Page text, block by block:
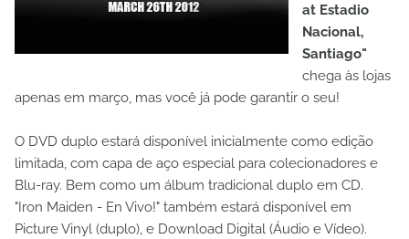
at Estadio
Nacional,
Santiago"
chega às lojas
apenas em março, mas você já pode garantir o seu!
O DVD duplo estará disponível inicialmente como edição
limitada, com capa de aço especial para colecionadores e
Blu-ray. Bem como um álbum tradicional duplo em CD.
"Iron Maiden - En Vivo!" também estará disponível em
Picture Vinyl (duplo), e Download Digital (Áudio e Vídeo).